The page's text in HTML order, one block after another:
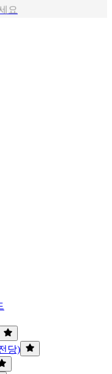
세요
세요
당)